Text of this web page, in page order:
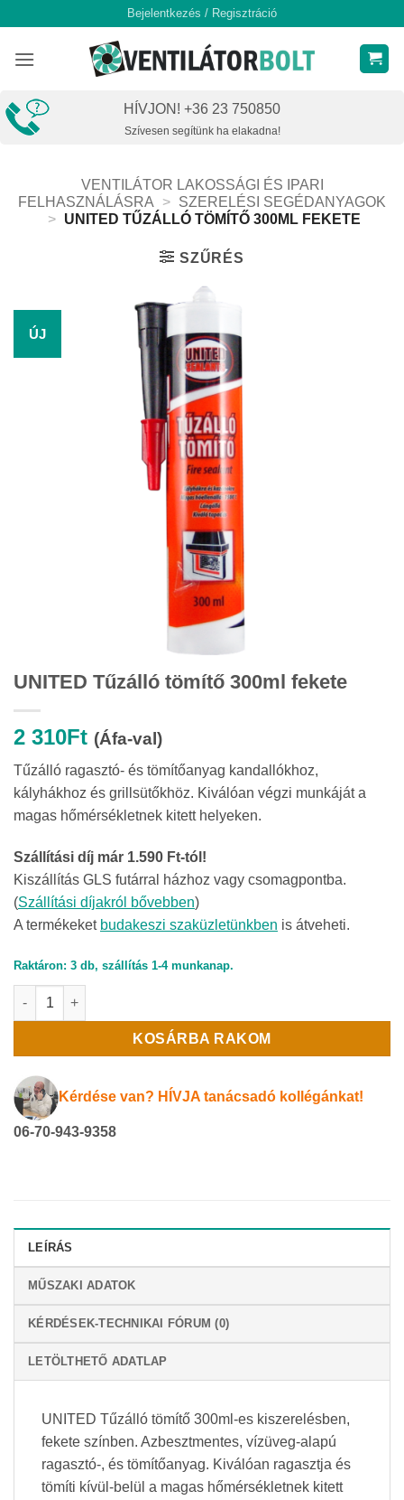
content
Bejelentkezés / Regisztráció
HÍVJON! +36 23 750850
Szívesen segítünk ha elakadna!
VENTILÁTOR LAKOSSÁGI ÉS IPARI
FELHASZNÁLÁSRA
> SZERELÉSI SEGÉDANYAGOK
> UNITED TŰZÁLLÓ TÖMÍTŐ 300ML FEKETE
SZŰRÉS
ÚJ
UNITED Tűzálló tömítő 300ml fekete
2 310Ft (Áfa-val)
Tűzálló ragasztó- és tömítőanyag kandallókhoz,
kályhákhoz és grillsütőkhöz. Kiválóan végzi munkáját a
magas hőmérsékletnek kitett helyeken.
Szállítási díj már 1.590 Ft-tól!
Kiszállítás GLS futárral házhoz vagy csomagpontba.
(Szállítási díjakról bővebben)
A termékeket budakeszi szaküzletünkben is átveheti.
Raktáron: 3 db, szállítás 1-4 munkanap.
UNITED Tűzálló tömítő 300ml fekete mennyiség
KOSÁRBA RAKOM
Kérdése van? HÍVJA tanácsadó kollégánkat!
06-70-943-9358
LEÍRÁS
MŰSZAKI ADATOK
KÉRDÉSEK-TECHNIKAI FÓRUM (0)
LETÖLTHETŐ ADATLAP
UNITED Tűzálló tömítő 300ml-es kiszerelésben,
fekete színben. Azbesztmentes, vízüveg-alapú
ragasztó-, és tömítőanyag. Kiválóan ragasztja és
tömíti kívül-belül a magas hőmérsékletnek kitett